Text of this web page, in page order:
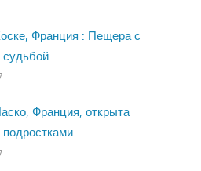
Франция : Пещера с
судьбой
Франция, открыта